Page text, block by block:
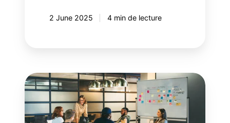
2 June 2025 4 min de lecture
4
tendances
MarTech
qui